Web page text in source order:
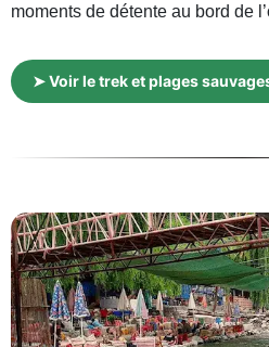
moments de détente au bord de
➤ Voir le trek et plages